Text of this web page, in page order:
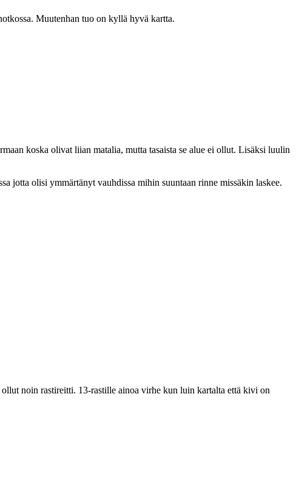
Muutenhan tuo on kyllä hyvä kartta.
koska olivat liian matalia, mutta tasaista se alue ei ollut. Lisäksi luulin
jotta olisi ymmärtänyt vauhdissa mihin suuntaan rinne missäkin laskee.
noin rastireitti. 13-rastille ainoa virhe kun luin kartalta että kivi on